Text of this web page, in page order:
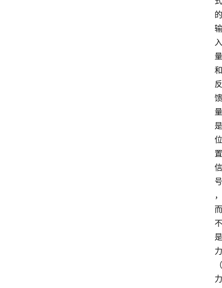
的
输
入
量
和
反
馈
量
是
位
置
信
号
，
而
不
是
力
（
力